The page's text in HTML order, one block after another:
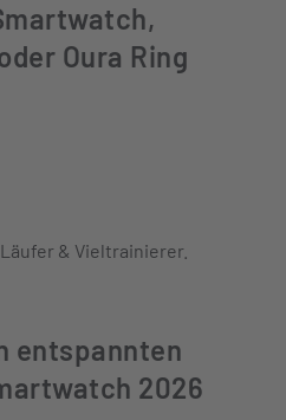
Oura Ring
& Vieltrainierer.
entspannten
2026